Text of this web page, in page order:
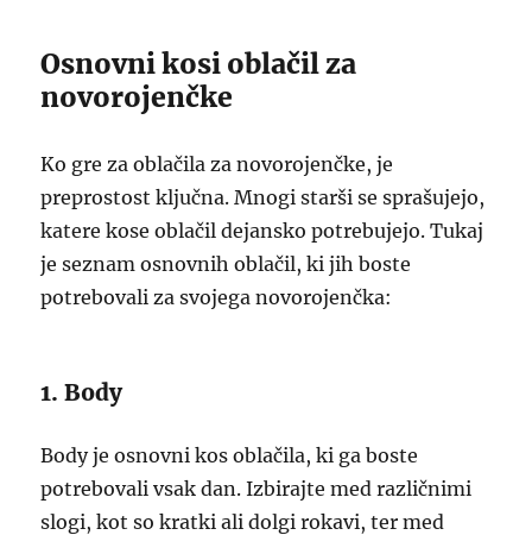
Osnovni kosi oblačil za
novorojenčke
Ko gre za oblačila za novorojenčke, je
preprostost ključna. Mnogi starši se sprašujejo,
katere kose oblačil dejansko potrebujejo. Tukaj
je seznam osnovnih oblačil, ki jih boste
potrebovali za svojega novorojenčka:
1. Body
Body je osnovni kos oblačila, ki ga boste
potrebovali vsak dan. Izbirajte med različnimi
slogi, kot so kratki ali dolgi rokavi, ter med